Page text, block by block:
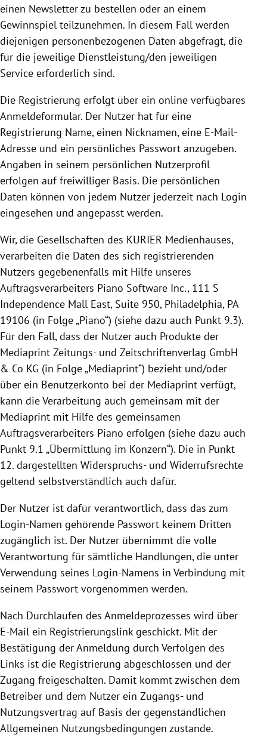
einen Newsletter zu bestellen oder an einem
Gewinnspiel teilzunehmen. In diesem Fall werden
diejenigen personenbezogenen Daten abgefragt, die
für die jeweilige Dienstleistung/den jeweiligen
Service erforderlich sind.
Die Registrierung erfolgt über ein online verfügbares
Anmeldeformular. Der Nutzer hat für eine
Registrierung Name, einen Nicknamen, eine E-Mail-
Adresse und ein persönliches Passwort anzugeben.
Angaben in seinem persönlichen Nutzerprofil
erfolgen auf freiwilliger Basis. Die persönlichen
Daten können von jedem Nutzer jederzeit nach Login
eingesehen und angepasst werden.
Wir, die Gesellschaften des KURIER Medienhauses,
verarbeiten die Daten des sich registrierenden
Nutzers gegebenenfalls mit Hilfe unseres
Auftragsverarbeiters Piano Software Inc., 111 S
Independence Mall East, Suite 950, Philadelphia, PA
19106 (in Folge „Piano“) (siehe dazu auch Punkt 9.3).
Für den Fall, dass der Nutzer auch Produkte der
Mediaprint Zeitungs- und Zeitschriftenverlag GmbH
& Co KG (in Folge „Mediaprint“) bezieht und/oder
über ein Benutzerkonto bei der Mediaprint verfügt,
kann die Verarbeitung auch gemeinsam mit der
Mediaprint mit Hilfe des gemeinsamen
Auftragsverarbeiters Piano erfolgen (siehe dazu auch
Punkt 9.1 „Übermittlung im Konzern“). Die in Punkt
12. dargestellten Widerspruchs- und Widerrufsrechte
geltend selbstverständlich auch dafür.
Der Nutzer ist dafür verantwortlich, dass das zum
Login-Namen gehörende Passwort keinem Dritten
zugänglich ist. Der Nutzer übernimmt die volle
Verantwortung für sämtliche Handlungen, die unter
Verwendung seines Login-Namens in Verbindung mit
seinem Passwort vorgenommen werden.
Nach Durchlaufen des Anmeldeprozesses wird über
E-Mail ein Registrierungslink geschickt. Mit der
Bestätigung der Anmeldung durch Verfolgen des
Links ist die Registrierung abgeschlossen und der
Zugang freigeschalten. Damit kommt zwischen dem
Betreiber und dem Nutzer ein Zugangs- und
Nutzungsvertrag auf Basis der gegenständlichen
Allgemeinen Nutzungsbedingungen zustande.